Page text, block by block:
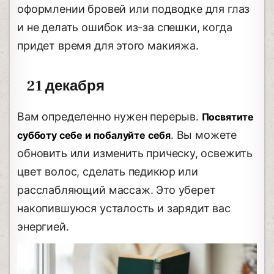
оформлении бровей или подводке для глаз
и не делать ошибок из-за спешки, когда
придет время для этого макияжа.
21 декабря
Вам определенно нужен перерыв. Посвятите
субботу себе и побалуйте себя. Вы можете
обновить или изменить прическу, освежить
цвет волос, сделать педикюр или
расслабляющий массаж. Это уберет
накопившуюся усталость и зарядит вас
энергией.